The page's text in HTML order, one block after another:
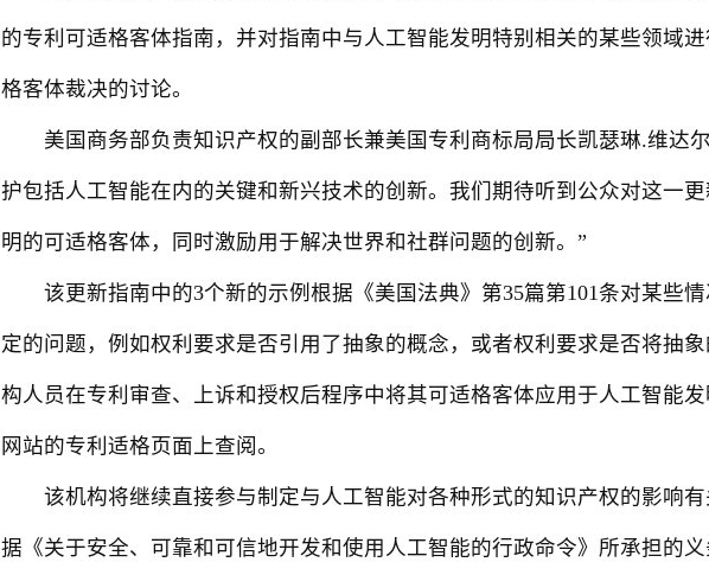
的专利可适格客体指南，并对指南中与人工智能发明特别相关的某些领域
格客体裁决的讨论。
美国商务部负责知识产权的副部长兼美国专利商标局局长凯瑟琳.维达尔
护包括人工智能在内的关键和新兴技术的创新。我们期待听到公众对这一
明的可适格客体，同时激励用于解决世界和社群问题的创新。”
该更新指南中的3个新的示例根据《美国法典》第35篇第101条对某些
定的问题，例如权利要求是否引用了抽象的概念，或者权利要求是否将抽
构人员在专利审查、上诉和授权后程序中将其可适格客体应用于人工智能
网站的专利适格页面上查阅。
该机构将继续直接参与制定与人工智能对各种形式的知识产权的影响有
据《关于安全、可靠和可信地开发和使用人工智能的行政命令》所承担的